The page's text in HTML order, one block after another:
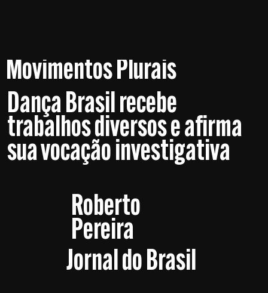
Movimentos Plurais
Dança Brasil recebe
trabalhos diversos e afirma
sua vocação investigativa
Roberto
Pereira
Jornal do Brasil